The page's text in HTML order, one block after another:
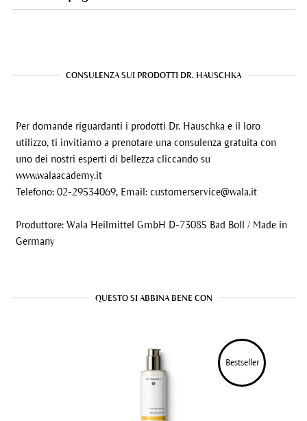
CONSULENZA SUI PRODOTTI DR. HAUSCHKA
Per domande riguardanti i prodotti Dr. Hauschka e il loro
utilizzo, ti invitiamo a prenotare una consulenza gratuita con
uno dei nostri esperti di bellezza cliccando su
www.walaacademy.it
Telefono: 02-29534069, Email: customerservice@wala.it
Produttore: Wala Heilmittel GmbH D-73085 Bad Boll / Made in
Germany
QUESTO SI ABBINA BENE CON
Bestseller